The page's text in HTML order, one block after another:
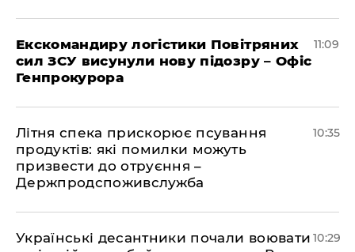
Екскомандиру логістики Повітряних
сил ЗСУ висунули нову підозру – Офіс
Генпрокурора
11:09
Літня спека прискорює псування
продуктів: які помилки можуть
призвести до отруєння –
Держпродспоживслужба
10:35
Українські десантники почали воювати 10:29